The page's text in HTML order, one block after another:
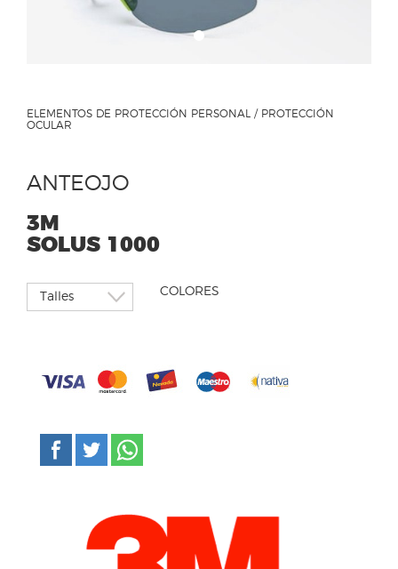
ELEMENTOS DE PROTECCIÓN PERSONAL / PROTECCIÓN
OCULAR
ANTEOJO
3M
SOLUS 1000
COLORES